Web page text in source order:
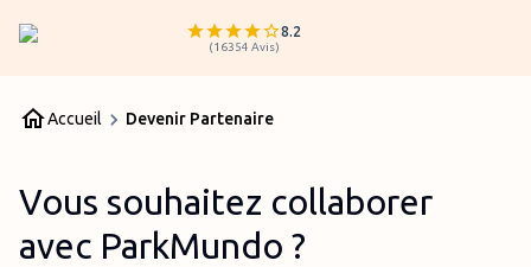
8.2
(16354 Avis)
Accueil Devenir Partenaire
Vous souhaitez collaborer
avec ParkMundo ?